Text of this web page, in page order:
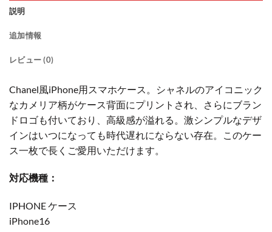
説明
追加情報
レビュー (0)
Chanel風iPhone用スマホケース。シャネルのアイコニック
なカメリア柄がケース背面にプリントされ、さらにブラン
ドロゴも付いており、高級感が溢れる。激シンプルなデザ
インはいつになっても時代遅れにならない存在。このケー
ス一枚で長くご愛用いただけます。
対応機種：
IPHONE ケース
iPhone16